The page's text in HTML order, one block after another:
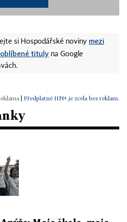
si Hospodářské noviny mezi
tituly na Google
Předplatné HN+ je zcela bez reklam.